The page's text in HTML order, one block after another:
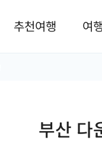
추천여행 여
부산 다